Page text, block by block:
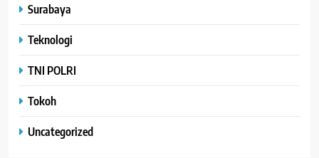
Surabaya
Teknologi
TNI POLRI
Tokoh
Uncategorized